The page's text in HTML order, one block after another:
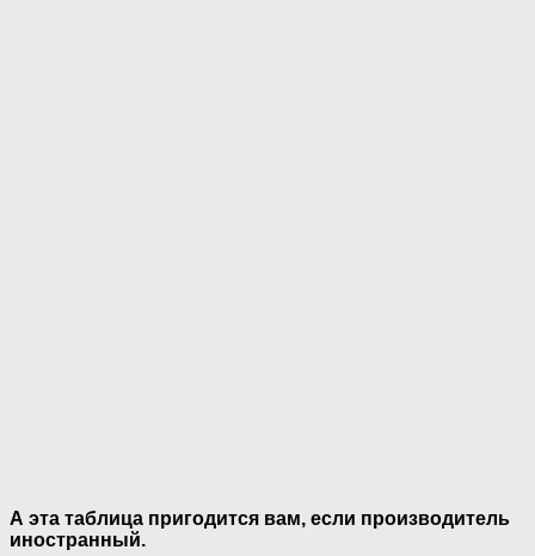
А эта таблица пригодится вам, если производитель
иностранный.